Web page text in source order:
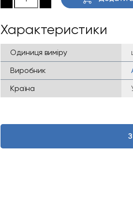
Характеристики
Одиниця виміру
Виробник
Країна